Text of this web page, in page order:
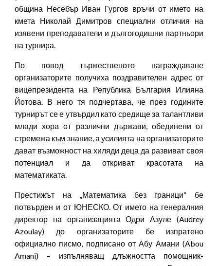
община Несебър Иван Гургов връчи от името на
кмета Николай Димитров специални отличия на
изявени преподаватели и дългогодишни партньори
на турнира.
По повод тържественото награждаване
организаторите получиха поздравителен адрес от
вицепрезидента на Република България Илияна
Йотова. В него тя подчертава, че през годините
турнирът се е утвърдил като средище за талантливи
млади хора от различни държави, обединени от
стремежа към знание, а усилията на организаторите
дават възможност на хиляди деца да развиват своя
потенциал и да откриват красотата на
математиката.
Престижът на „Математика без граници“ бе
потвърден и от ЮНЕСКО. От името на генералния
директор на организацията Одри Азуле (Audrey
Azoulay) до организаторите бе изпратено
официално писмо, подписано от Абу Амани (Abou
Amani) – изпълняващ длъжността помощник-